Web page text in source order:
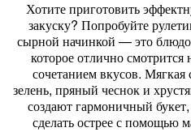
Хотитеприготовить
закуску? Попробуйте
сырной начинкой — этоблюдо
котороеотличносмотрится
сочетаниемвкусов. Мягкая
зелень, пряный чесноки
создаютгармоничный букет,
сделатьострееспомощью